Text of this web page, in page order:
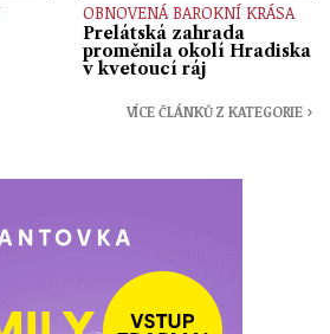
OBNOVENÁ BAROKNÍ KRÁSA
Prelátská zahrada
proměnila okolí Hradiska
v kvetoucí ráj
VÍCE ČLÁNKŮ Z KATEGORIE ›